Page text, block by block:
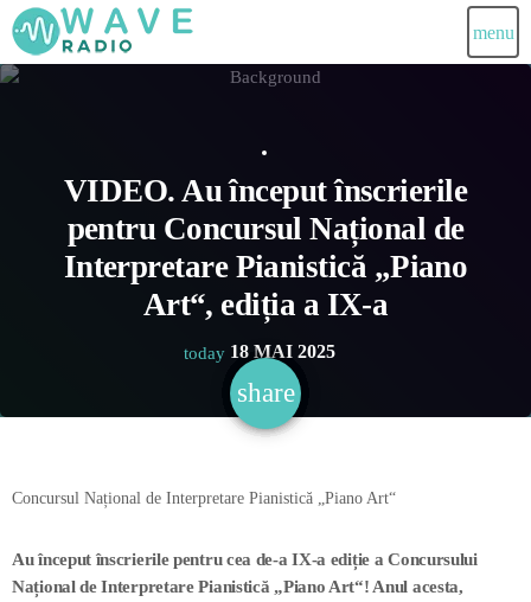
menu
VIDEO. Au început înscrierile
pentru Concursul Național de
Interpretare Pianistică „Piano
Art“, ediția a IX-a
today 18 MAI 2025
share
email
Concursul Național de Interpretare Pianistică „Piano Art“
Au început înscrierile pentru cea de-a IX-a ediție a Concursului
Național de Interpretare Pianistică „Piano Art“! Anul acesta,